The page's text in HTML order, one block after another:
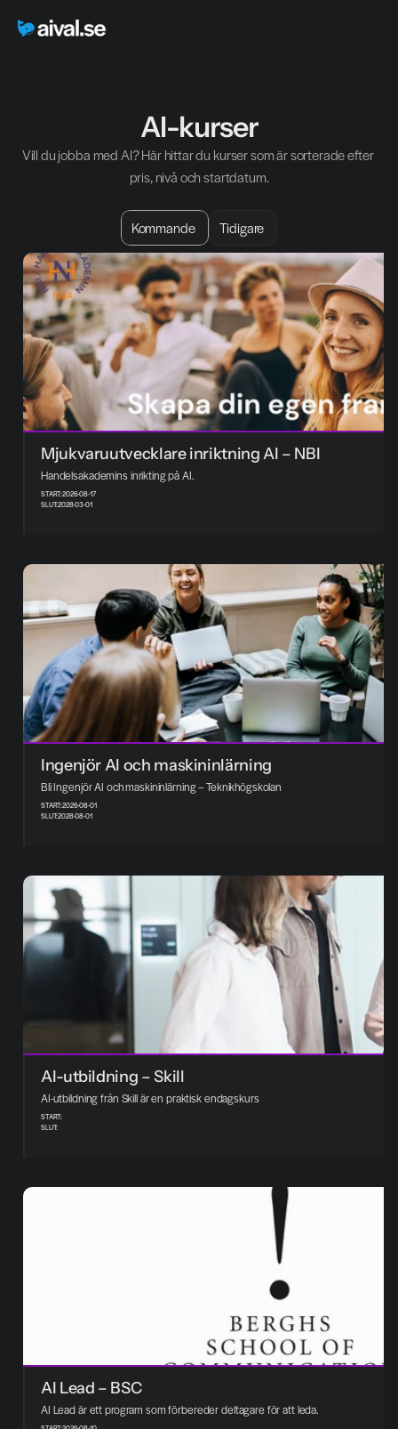
AI-kurser
Vill du jobba med AI? Här hittar du kurser som är sorterade efter
pris, nivå och startdatum.
Kommande Tidigare
Mjukvaruutvecklare inriktning AI – NBI
START:2026-08-17
SLUT:2028-03-01
Ingenjör AI och maskininlärning
Bli Ingenjör AI och maskininlärning – Teknikhögskolan
START:2026-08-01
SLUT:2028-08-01
AI-utbildning – Skill
AI-utbildning från Skill är en praktisk endagskurs
START:
SLUT:
AI Lead – BSC
AI Lead är ett program som förbereder deltagare för att leda.